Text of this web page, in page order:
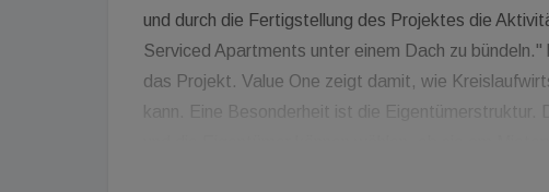
und durch die Fertigstellung des Projektes die
Serviced Apartments unter einem Dach zu
das Projekt. Value One zeigt damit, wie
kann. Eine Besonderheit ist die Eigentümerstruktur.